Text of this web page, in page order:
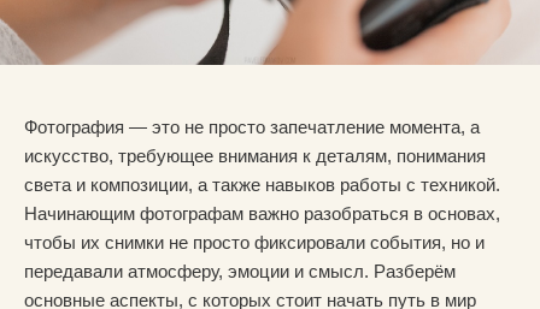
Фотография — это не просто запечатление момента, а
искусство, требующее внимания к деталям, понимания
света и композиции, а также навыков работы с техникой.
Начинающим фотографам важно разобраться в основах,
чтобы их снимки не просто фиксировали события, но и
передавали атмосферу, эмоции и смысл. Разберём
основные аспекты, с которых стоит начать путь в мир